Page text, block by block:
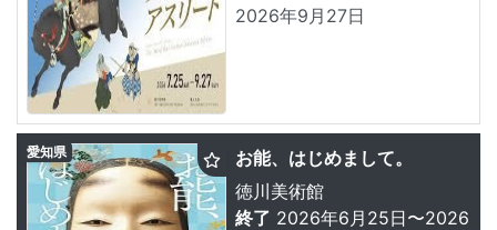
2026年9月27日
お能、はじめまして。
徳川美術館
終了 2026年6月25日〜2026
愛知県